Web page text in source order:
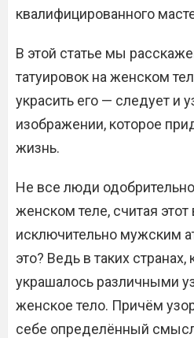
квалифицированного
В этой статье мы
татуировок на женском
украсить его — следует и
изображении, которое
жизнь.
Не все люди одобрительно
женском теле, считая
исключительно мужским
это? Ведь в таких
украшалось различными
женское тело. Причём
себе определённый